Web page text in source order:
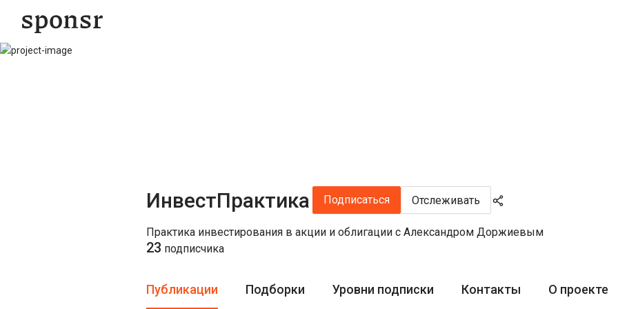
ИнвестПрактика Подписаться Отслеживать
Практика инвестирования в акции и облигации с Александром Доржиевым
23 подписчика
Публикации Подборки Уровни подписки Контакты О проекте